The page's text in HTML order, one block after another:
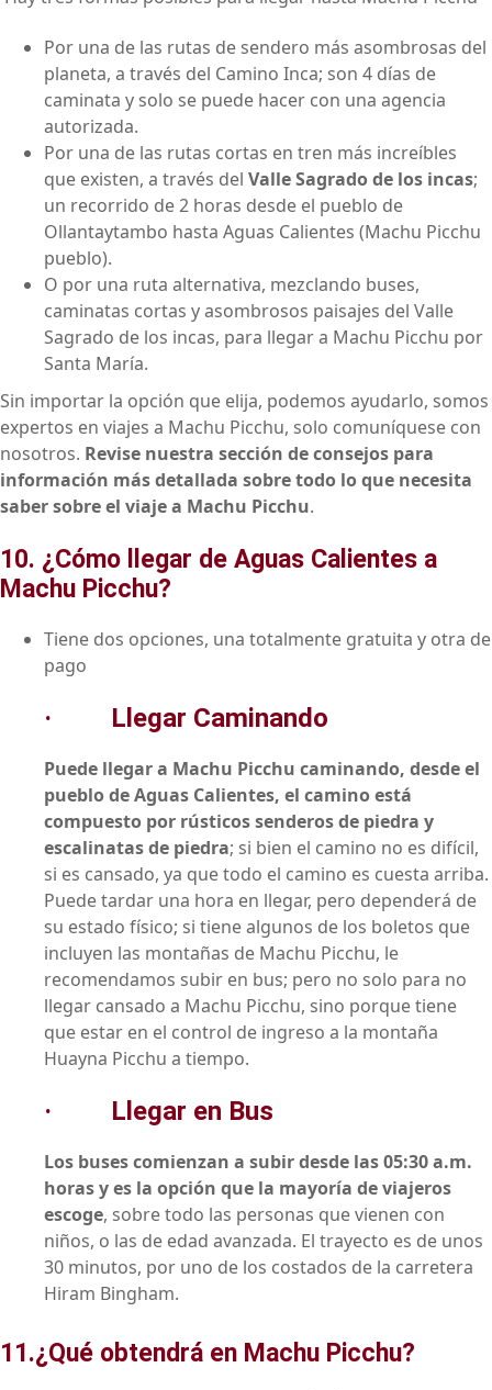
Por una de las rutas de sendero más asombrosas del
planeta, a través del Camino Inca; son 4 días de
caminata y solo se puede hacer con una agencia
autorizada.
Por una de las rutas cortas en tren más increíbles
que existen, a través del Valle Sagrado de los incas;
un recorrido de 2 horas desde el pueblo de
Ollantaytambo hasta Aguas Calientes (Machu Picchu
pueblo).
O por una ruta alternativa, mezclando buses,
caminatas cortas y asombrosos paisajes del Valle
Sagrado de los incas, para llegar a Machu Picchu por
Santa María.
Sin importar la opción que elija, podemos ayudarlo, somos
expertos en viajes a Machu Picchu, solo comuníquese con
nosotros. Revise nuestra sección de consejos para
información más detallada sobre todo lo que necesita
saber sobre el viaje a Machu Picchu.
10. ¿Cómo llegar de Aguas Calientes a
Machu Picchu?
Tiene dos opciones, una totalmente gratuita y otra de
pago
· Llegar Caminando
Puede llegar a Machu Picchu caminando, desde el
pueblo de Aguas Calientes, el camino está
compuesto por rústicos senderos de piedra y
escalinatas de piedra; si bien el camino no es difícil,
si es cansado, ya que todo el camino es cuesta arriba.
Puede tardar una hora en llegar, pero dependerá de
su estado físico; si tiene algunos de los boletos que
incluyen las montañas de Machu Picchu, le
recomendamos subir en bus; pero no solo para no
llegar cansado a Machu Picchu, sino porque tiene
que estar en el control de ingreso a la montaña
Huayna Picchu a tiempo.
· Llegar en Bus
Los buses comienzan a subir desde las 05:30 a.m.
horas y es la opción que la mayoría de viajeros
escoge, sobre todo las personas que vienen con
niños, o las de edad avanzada. El trayecto es de unos
30 minutos, por uno de los costados de la carretera
Hiram Bingham.
11.¿Qué obtendrá en Machu Picchu?